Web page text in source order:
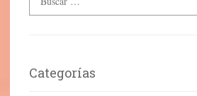
Categorías